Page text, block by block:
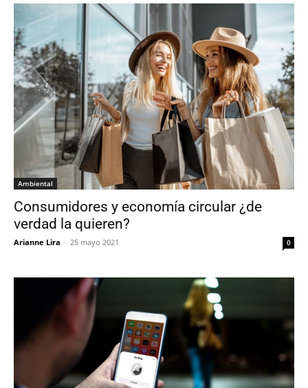
Ambiental
Consumidores y economía circular ¿de
verdad la quieren?
Arianne Lira - 25 mayo 2021 0